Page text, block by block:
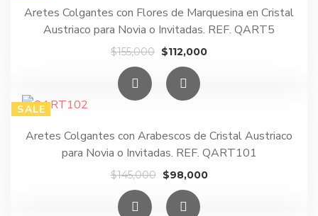
Aretes Colgantes con Flores de Marquesina en Cristal
Austriaco para Novia o Invitadas. REF. QART5
$155,000 El
precio
original
era:
$112,000El
SALE
Aretes Colgantes con Arabescos de Cristal Austriaco
para Novia o Invitadas. REF. QART101
$145,000 El
precio
original
$98,000El